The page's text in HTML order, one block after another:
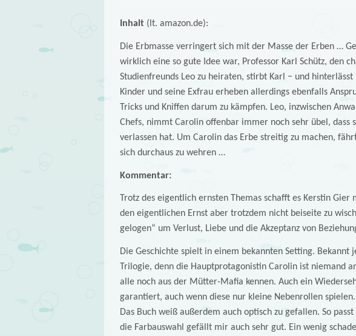
Inhalt (lt. amazon.de):
Die Erbmasse verringert sich mit der Masse der Erben …
wirklich eine so gute Idee war, Professor Karl Schütz, den
Studienfreunds Leo zu heiraten, stirbt Karl − und
Kinder und seine Exfrau erheben allerdings ebenfalls
Tricks und Kniffen darum zu kämpfen. Leo, inzwischen
Chefs, nimmt Carolin offenbar immer noch sehr übel, dass
verlassen hat. Um Carolin das Erbe streitig zu machen,
sich durchaus zu wehren …
Kommentar:
Trotz des eigentlich ernsten Themas schafft es Kerstin
den eigentlichen Ernst aber trotzdem nicht beiseite zu
gelogen“ um Verlust, Liebe und die Akzeptanz von
Die Geschichte spielt in einem bekannten Setting.
Trilogie, denn die Hauptprotagonistin Carolin ist niemand
alle noch aus der Mütter-Mafia kennen. Auch ein
garantiert, auch wenn diese nur kleine Nebenrollen
Das Buch weiß außerdem auch optisch zu gefallen. So
die Farbauswahl gefällt mir auch sehr gut. Ein wenig